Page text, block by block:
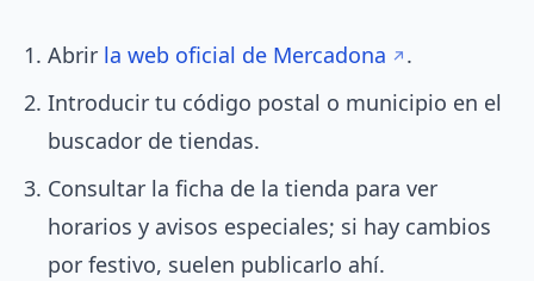
Abrir la web oficial de Mercadona
.
Introducir tu código postal o municipio en el
buscador de tiendas.
Consultar la ficha de la tienda para ver
horarios y avisos especiales; si hay cambios
por festivo, suelen publicarlo ahí.